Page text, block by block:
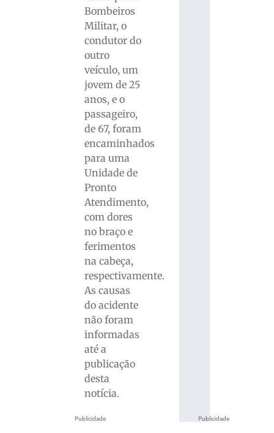
Publicidade
Bombeiros
Militar, o
condutor do
outro
veículo, um
jovem de 25
anos, e o
passageiro,
de 67, foram
encaminhados
para uma
Unidade de
Pronto
Atendimento,
com dores
no braço e
ferimentos
na cabeça,
respectivamente.
As causas
do acidente
não foram
informadas
até a
publicação
desta
notícia.
Publicidade